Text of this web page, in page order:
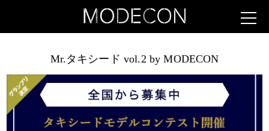
Mr.タキシード vol.2 by MODECON